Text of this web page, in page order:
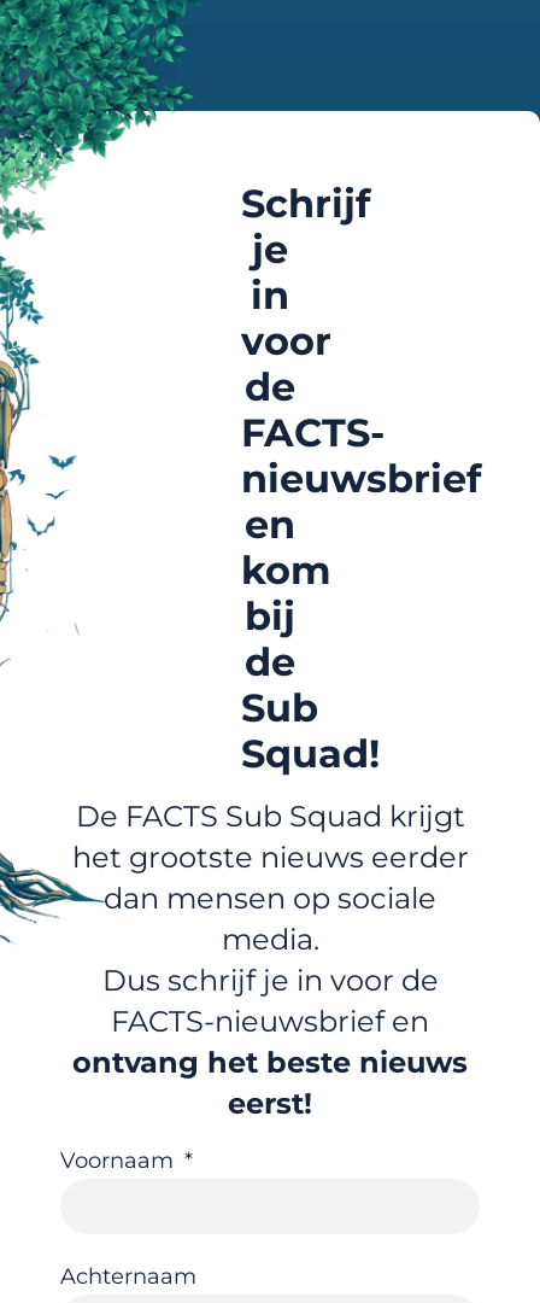
Schrijf
je
in
voor
de
FACTS-
nieuwsbrief
en
kom
bij
de
Sub
Squad!
De FACTS Sub Squad krijgt
het grootste nieuws eerder
dan mensen op sociale
media.
Dus schrijf je in voor de
FACTS-nieuwsbrief en
ontvang het beste nieuws
eerst!
Voornaam
Achternaam